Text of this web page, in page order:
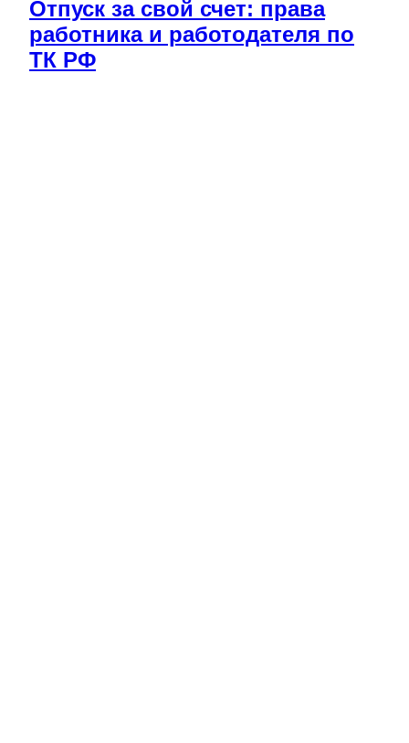
Отпуск за свой счет: права
работника и работодателя по
ТК РФ